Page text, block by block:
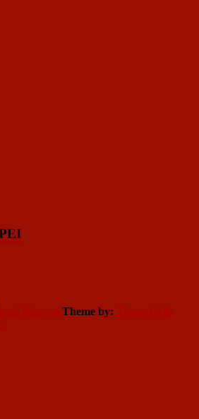
Theme by: